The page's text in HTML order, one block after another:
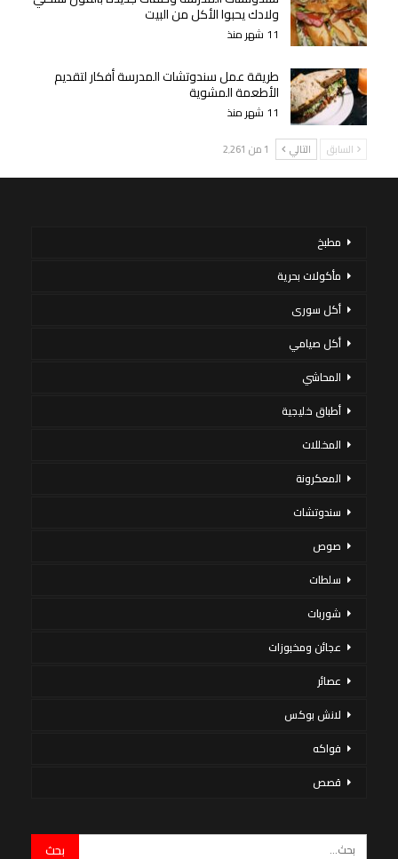
ولادك يحبوا الأكل من البيت
11 شهر منذ
طريقة عمل سندوتشات المدرسة أفكار لتقديم
الأطعمة المشوية
11 شهر منذ
السابق التالي 1 من 2٬261
مطبخ
مأكولات بحرية
أكل سورى
أكل صيامي
المحاشي
أطباق خليجية
المخللات
المعكرونة
سندوتشات
صوص
سلطات
شوربات
عجائن ومخبوزات
عصائر
لانش بوكس
فواكه
قصص